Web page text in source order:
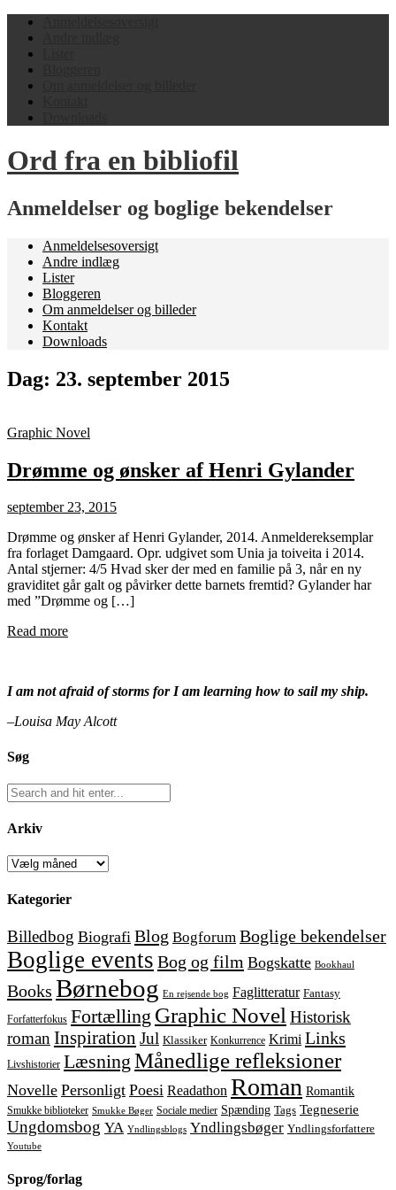
Ord fra en bibliofil
Anmeldelser og boglige bekendelser
Anmeldelsesoversigt
Andre indlæg
Lister
Bloggeren
Om anmeldelser og billeder
Kontakt
Downloads
Dag: 23. september 2015
Graphic Novel
Drømme og ønsker af Henri Gylander
september 23, 2015
Drømme og ønsker af Henri Gylander, 2014. Anmeldereksemplar
fra forlaget Damgaard. Opr. udgivet som Unia ja toiveita i 2014.
Antal stjerner: 4/5 Hvad sker der med en familie på 3, når en ny
graviditet går galt og påvirker dette barnets fremtid? Gylander har
med ”Drømme og […]
Read more
I am not afraid of storms for I am learning how to sail my ship.
–Louisa May Alcott
Søg
Arkiv
Arkiv
Kategorier
Billedbog Biografi Blog Bogforum Boglige bekendelser
Boglige events Bog og film Bogskatte Bookhaul
Books Børnebog En rejsende bog Faglitteratur Fantasy
Forfatterfokus Fortælling Graphic Novel Historisk
roman Inspiration Jul Klassiker Konkurrence Krimi Links
Livshistorier Læsning Månedlige refleksioner
Novelle Personligt Poesi Readathon Roman Romantik
Smukke biblioteker Smukke Bøger Sociale medier Spænding Tags Tegneserie
Ungdomsbog YA Yndlingsblogs Yndlingsbøger Yndlingsforfattere
Youtube
Sprog/forlag